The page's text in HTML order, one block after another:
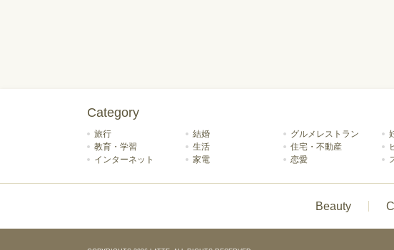
Category
旅行 結婚 グルメレストラン
教育・学習
生活 住宅・不動産
インターネット
家電 恋愛
Beauty